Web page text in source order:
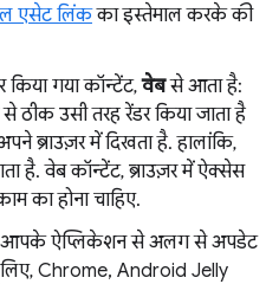
एसेट लिंकका इस्तेमाल करके की
किया गया कॉन्टेंट,वेबसे आता है:
ठीक उसी तरह रेंडर किया जाता है
ब्राउज़र में दिखता है. हालांकि,
है. वेब कॉन्टेंट, ब्राउज़र में ऐक्सेस
का होना चाहिए.
आपके ऐप्लिकेशन से अलग से अपडेट
Chrome, Android Jelly